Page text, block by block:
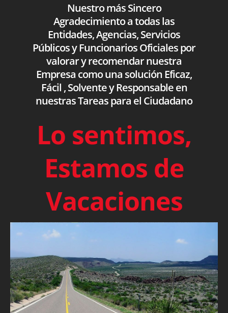
Nuestro más Sincero
Agradecimiento a todas las
Entidades, Agencias, Servicios
Públicos y Funcionarios Oficiales por
valorar y recomendar nuestra
Empresa como una solución Eficaz,
Fácil , Solvente y Responsable en
nuestras Tareas para el Ciudadano
Lo sentimos,
Estamos de
Vacaciones